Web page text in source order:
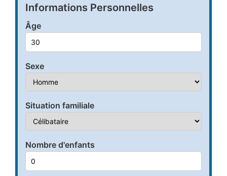
Informations Personnelles
Âge
Sexe
Situation familiale
Nombre d'enfants